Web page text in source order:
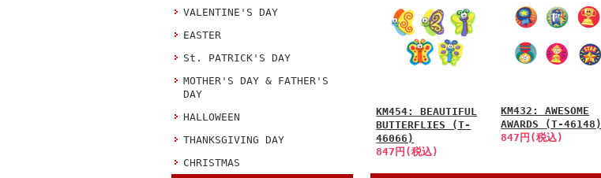
VALENTINE'S DAY
EASTER
St. PATRICK'S DAY
MOTHER'S DAY & FATHER'S
DAY
HALLOWEEN
THANKSGIVING DAY
CHRISTMAS
KM454: BEAUTIFUL
BUTTERFLIES (T-
46066)
847円(税込)
KM432: AWESOME
AWARDS (T-46148)
847円(税込)